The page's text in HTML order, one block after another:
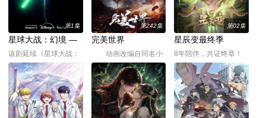
第1集
星球大战：幻境 —
第九个绝地武士
该剧延续《星球大战：
幻境》的世界观，见证
绝地武士崭新篇章。
第242集
完美世界
动画改编自同名小
说。他为修道而生，为
应劫而至，他身化亿万
血雨，洒落万古岁月，
经历无数时空的熬炼，
岁月长河的洗礼，他化
第02集
星辰变最终季
8年陪伴，共证终章！
星辰变系列最终季，天
尊山降临，灵宝母鼎现
世，引发诸神王对“苍天
印”、“后土印”、“万民
印”的疯狂争夺。初为人